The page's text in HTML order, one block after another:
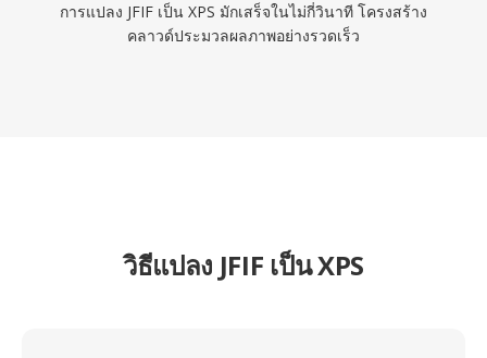
การแปลง JFIF เป็น XPS มักเสร็จในไม่กี่วินาที โครงสร้าง
คลาวด์ประมวลผลภาพอย่างรวดเร็ว
วิธีแปลง JFIF เป็น XPS